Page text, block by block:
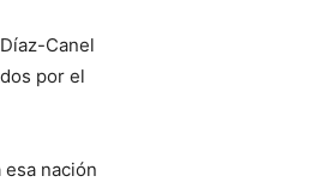
Canel
por el
nación